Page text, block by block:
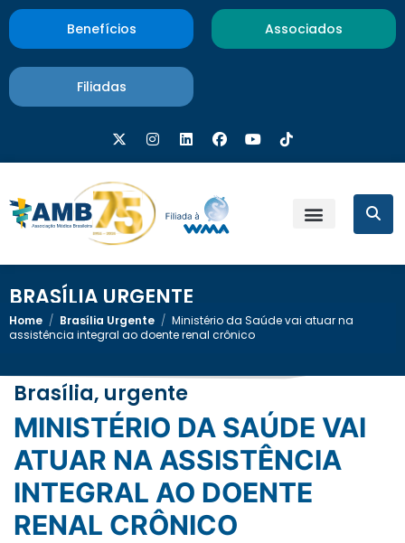
Benefícios Associados
Filiadas
BRASÍLIA URGENTE
Home / Brasília Urgente / Ministério da Saúde vai atuar na
assistência integral ao doente renal crônico
Brasília, urgente
MINISTÉRIO DA SAÚDE VAI
ATUAR NA ASSISTÊNCIA
INTEGRAL AO DOENTE
RENAL CRÔNICO